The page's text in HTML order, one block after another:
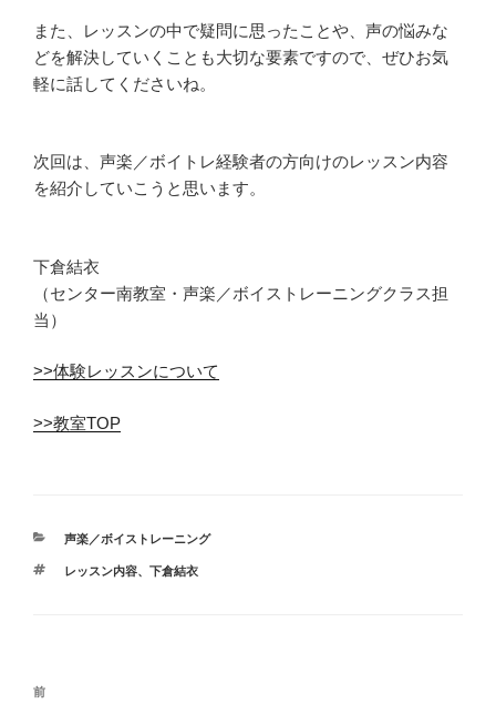
また、レッスンの中で疑問に思ったことや、声の悩みな
どを解決していくことも大切な要素ですので、ぜひお気
軽に話してくださいね。
次回は、声楽／ボイトレ経験者の方向けのレッスン内容
を紹介していこうと思います。
下倉結衣
（センター南教室・声楽／ボイストレーニングクラス担
当）
>>体験レッスンについて
>>教室TOP
カ
ゴ
声楽／ボイストレーニング
タ
レッスン内容、 下倉結衣
投
前
前